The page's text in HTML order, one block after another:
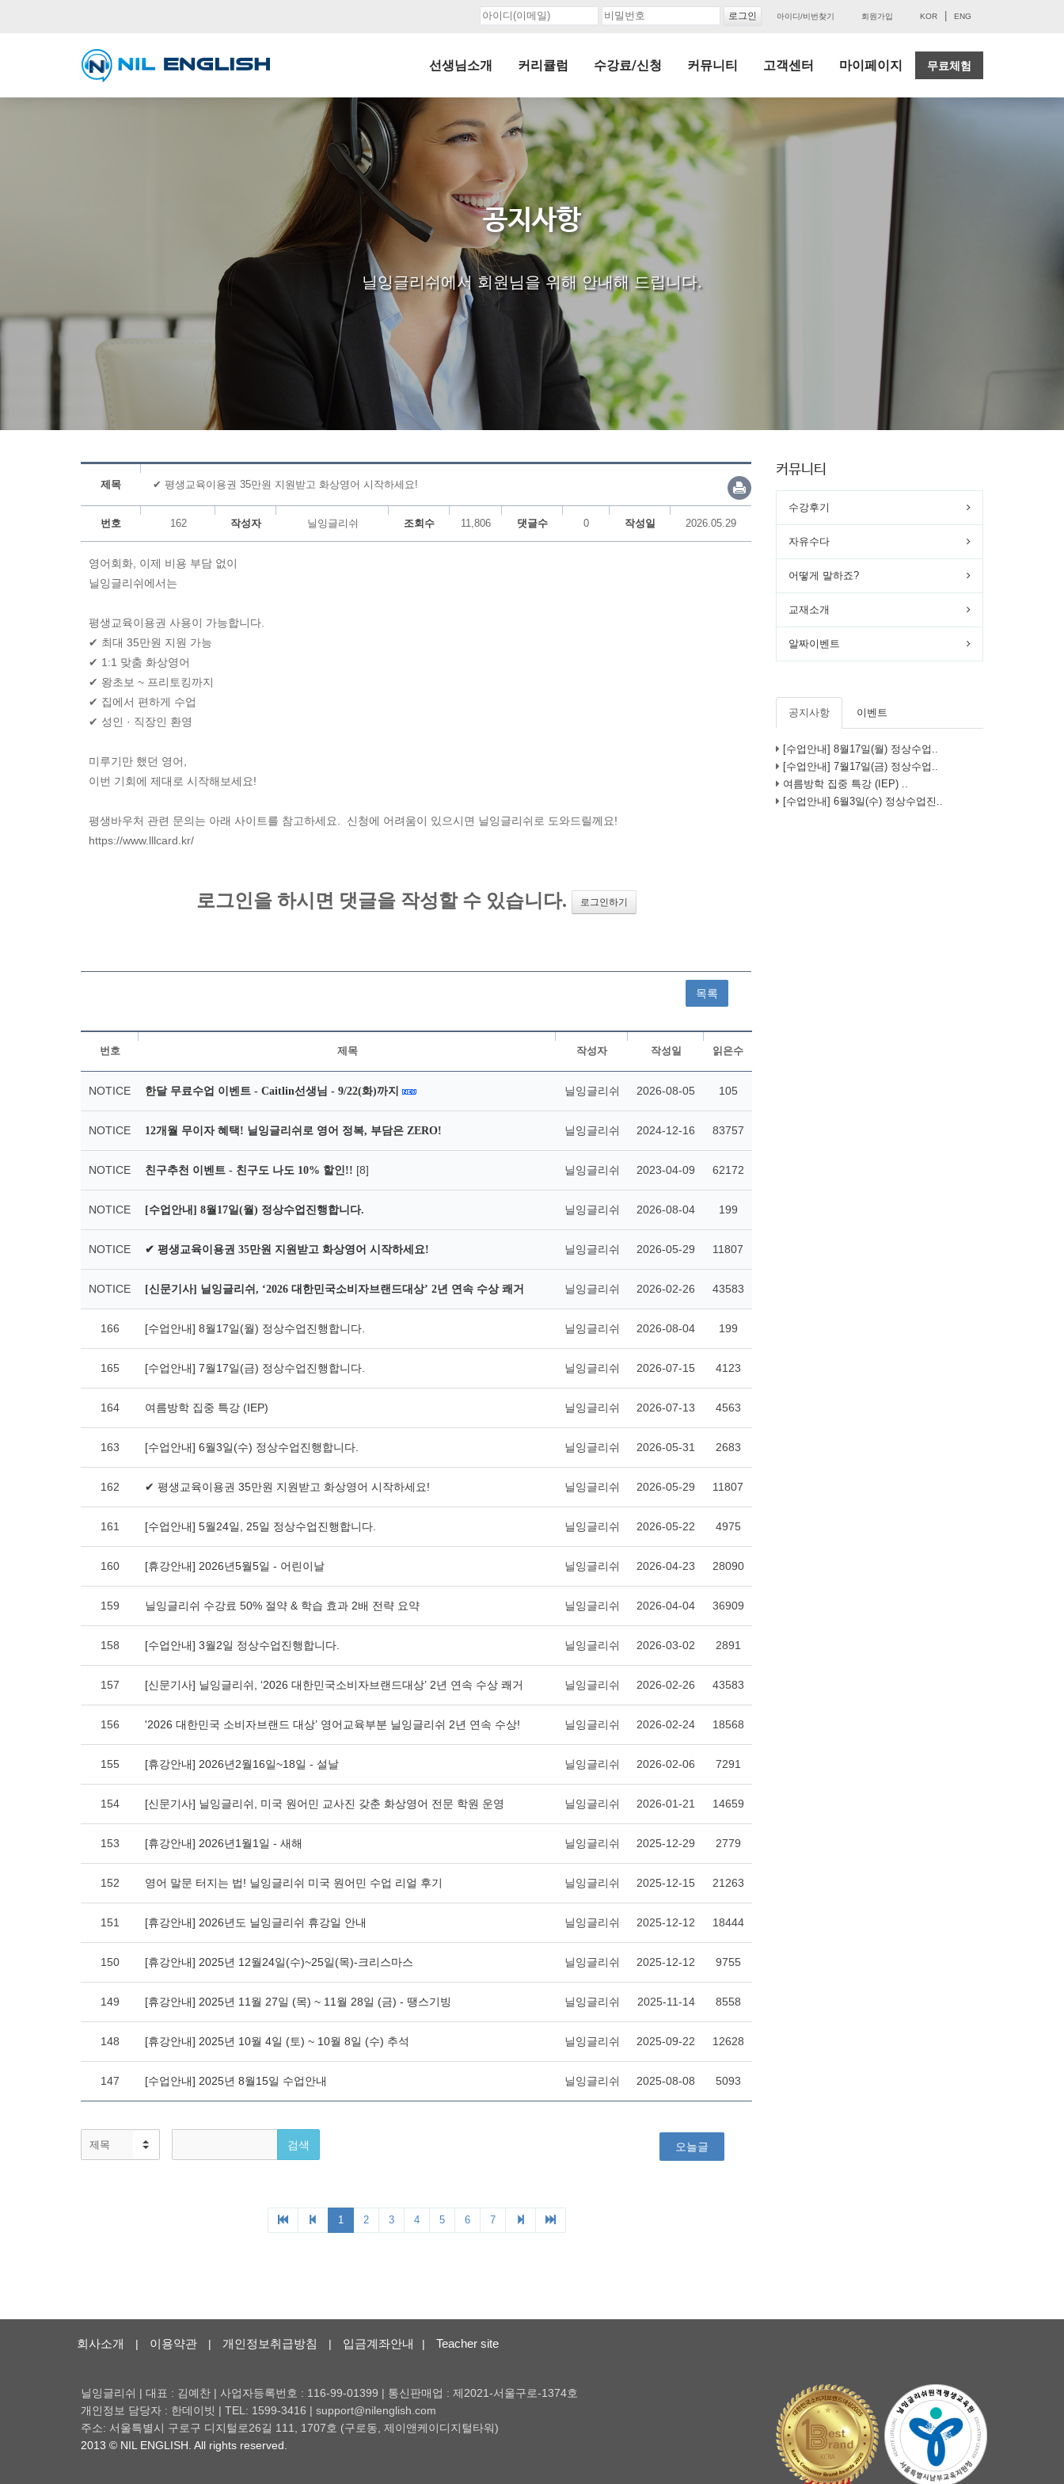
아이디/비번찾기 회원가입 KOR ENG
선생님소개 커리큘럼 수강료/신청 커뮤니티 고객센터 마이페이지 무료체험
공지사항
닐잉글리쉬에서 회원님을 위해 안내해 드립니다.
제목 ✔ 평생교육이용권 35만원 지원받고 화상영어 시작하세요!
번호 162 작성자 닐잉글리쉬 조회수 11,806 댓글수 0 작성일 2026.05.29
영어회화, 이제 비용 부담 없이
닐잉글리쉬에서는
평생교육이용권 사용이 가능합니다.
✔ 최대 35만원 지원 가능
✔ 1:1 맞춤 화상영어
✔ 왕초보 ~ 프리토킹까지
✔ 집에서 편하게 수업
✔ 성인 · 직장인 환영
미루기만 했던 영어,
이번 기회에 제대로 시작해보세요!
평생바우처 관련 문의는 아래 사이트를 참고하세요. 신청에 어려움이 있으시면 닐잉글리쉬로 도와드릴께요!
https://www.lllcard.kr/
목록
커뮤니티
수강후기
자유수다
어떻게 말하죠?
교재소개
알짜이벤트
공지사항 이벤트
[수업안내] 8월17일(월) 정상수업..
[수업안내] 7월17일(금) 정상수업..
여름방학 집중 특강 (IEP) ..
[수업안내] 6월3일(수) 정상수업진..
회사소개 | 이용약관 | 개인정보취급방침 | 입금계좌안내 | Teacher site
닐잉글리쉬 | 대표 : 김예찬 | 사업자등록번호 : 116-99-01399 | 통신판매업 : 제2021-서울구로-1374호
개인정보 담당자 : 한데이빗 | TEL: 1599-3416 | support@nilenglish.com
주소: 서울특별시 구로구 디지털로26길 111, 1707호 (구로동, 제이앤케이디지털타워)
2013 © NIL ENGLISH. All rights reserved.